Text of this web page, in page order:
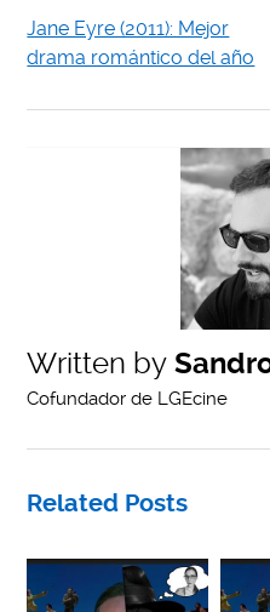
Jane Eyre (2011): Mejor
drama romántico del año
Written by
Cofundador de LGEcine
Related Posts